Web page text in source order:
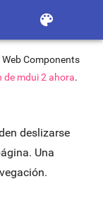
color_lens
Components
mdui 2 ahora.
deslizarse
Una